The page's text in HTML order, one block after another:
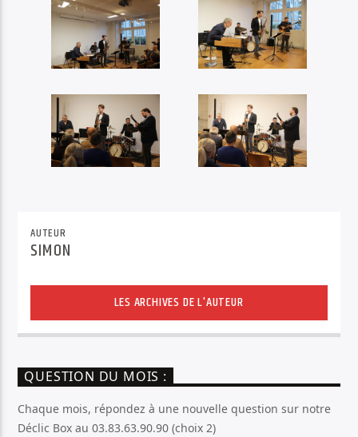
AUTEUR
SIMON
LES ARCHIVES DE L'AUTEUR
QUESTION DU MOIS :
Chaque mois, répondez à une nouvelle question sur notre
Déclic Box au 03.83.63.90.90 (choix 2)